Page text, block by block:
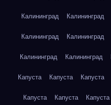
Калининград Калининград
Калининград Калининград
Калининград Калининград
Капуста Капуста Капуста
Капуста Капуста Капуста